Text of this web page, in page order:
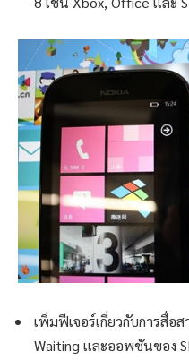
เพิ่มฟีเจอร์เกี่ยวกับการสื่อ
Waiting เเละออพชันของ